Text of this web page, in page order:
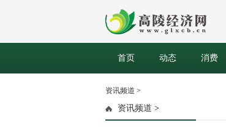
首页 动态 消费
资讯频道 >
资讯频道 >